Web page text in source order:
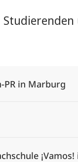
PR in Marburg